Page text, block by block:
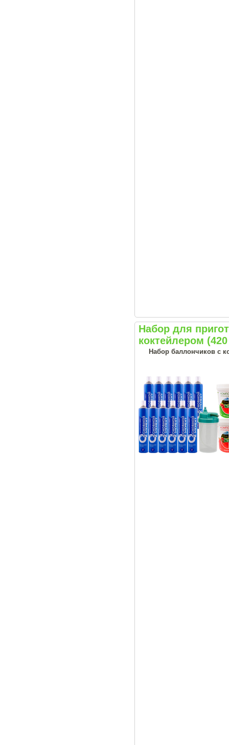
Набор для
коктейлером
Набор баллончиков с